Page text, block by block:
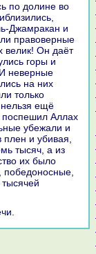
по долине во
Джамpaкан и
пpaвоверные
велик! Он даёт
горы и
неверные
нa них
толькo
ещё
поспешил Аллах
убежали и
и убивая,
тысяч, а из
их было